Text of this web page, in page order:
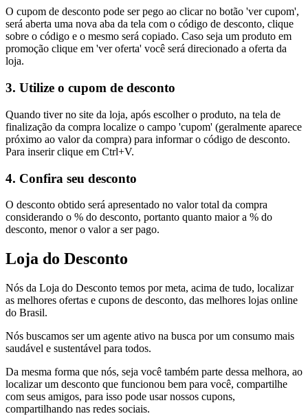
O cupom de desconto pode ser pego ao clicar no botão 'ver cupom',
será aberta uma nova aba da tela com o código de desconto, clique
sobre o código e o mesmo será copiado. Caso seja um produto em
promoção clique em 'ver oferta' você será direcionado a oferta da
loja.
3. Utilize o cupom de desconto
Quando tiver no site da loja, após escolher o produto, na tela de
finalização da compra localize o campo 'cupom' (geralmente aparece
próximo ao valor da compra) para informar o código de desconto.
Para inserir clique em Ctrl+V.
4. Confira seu desconto
O desconto obtido será apresentado no valor total da compra
considerando o % do desconto, portanto quanto maior a % do
desconto, menor o valor a ser pago.
Loja do Desconto
Nós da Loja do Desconto temos por meta, acima de tudo, localizar
as melhores ofertas e cupons de desconto, das melhores lojas online
do Brasil.
Nós buscamos ser um agente ativo na busca por um consumo mais
saudável e sustentável para todos.
Da mesma forma que nós, seja você também parte dessa melhora, ao
localizar um desconto que funcionou bem para você, compartilhe
com seus amigos, para isso pode usar nossos cupons,
compartilhando nas redes sociais.